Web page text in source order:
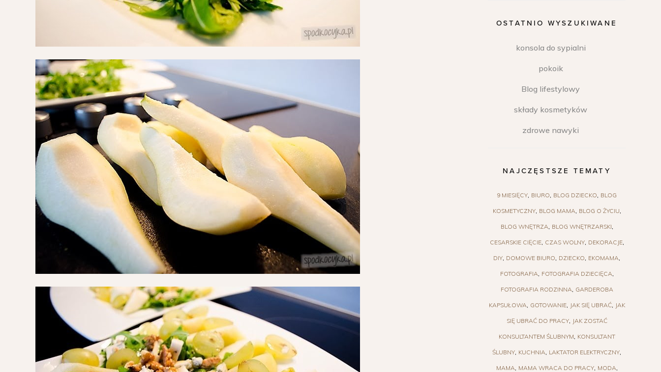
OSTATNIO WYSZUKIWANE
konsola do sypialni
pokoik
Blog lifestylowy
składy kosmetyków
zdrowe nawyki
NAJCZĘSTSZE TEMATY
9 MIESIĘCY BIURO BLOG DZIECKO BLOG
KOSMETYCZNY BLOG MAMA BLOG O ŻYCIU
BLOG WNĘTRZA BLOG WNĘTRZARSKI
CESARSKIE CIĘCIE CZAS WOLNY DEKORACJE
DIY DOMOWE BIURO DZIECKO EKOMAMA
FOTOGRAFIA FOTOGRAFIA DZIECIĘCA
FOTOGRAFIA RODZINNA GARDEROBA
KAPSUŁOWA GOTOWANIE JAK SIĘ UBRAĆ JAK
SIĘ UBRAĆ DO PRACY JAK ZOSTAĆ
KONSULTANTEM ŚLUBNYM KONSULTANT
ŚLUBNY KUCHNIA LAKTATOR ELEKTRYCZNY
MAMA MAMA WRACA DO PRACY MODA